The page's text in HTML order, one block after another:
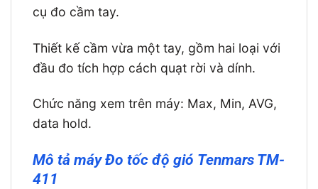
cụ đo cầm tay.
Thiết kế cầm vừa một tay, gồm hai loại với
đầu đo tích hợp cách quạt rời và dính.
Chức năng xem trên máy: Max, Min, AVG,
data hold.
Mô tả máy Đo tốc độ gió Tenmars TM-
411